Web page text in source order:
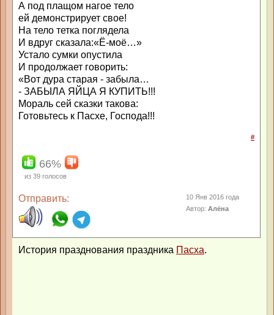
А под плащом нагое тело
ей демонстрирует свое!
На тело тетка поглядела
И вдруг сказала:«Ё-моё…»
Устало сумки опустила
И продолжает говорить:
«Вот дура старая - забыла…
- ЗАБЫЛА ЯЙЦА Я КУПИТЬ!!!
Мораль сей сказки такова:
Готовьтесь к Пасхе, Господа!!!
#
66%
из 39 голосов
Отправить:
10 Янв 2016 года
Автор:Алёна
История празднования праздника Пасха.